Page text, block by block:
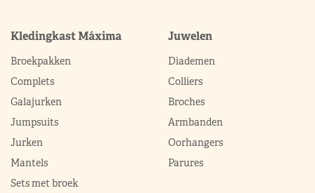
Kledingkast Máxima
Broekpakken
Complets
Galajurken
Jumpsuits
Jurken
Mantels
Sets met broek
Juwelen
Diademen
Colliers
Broches
Armbanden
Oorhangers
Parures